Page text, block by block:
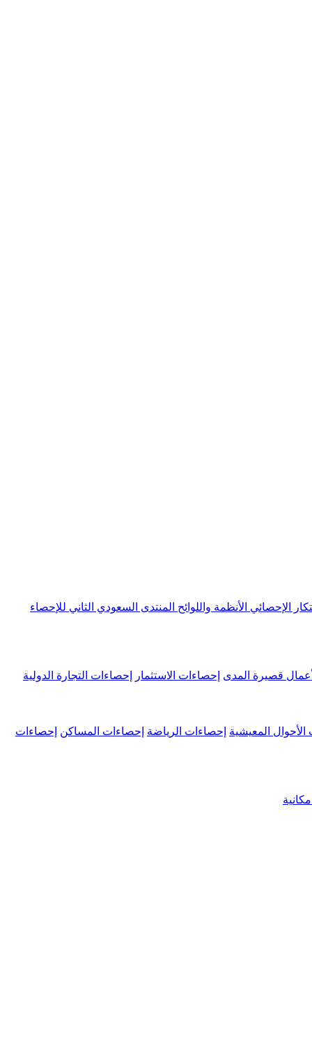
الإحصائي الأنظمة واللوائح المنتدى السعودي الثاني للإحصاء
قصيرة المدى إحصاءات الاستثمار إحصاءات التجارة الدولية
الأحوال المعيشية إحصاءات الرياضة إحصاءات المساكن إحصاءات